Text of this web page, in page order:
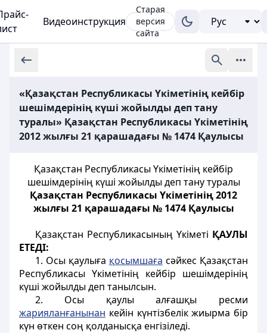
Видеоинструкция
Старая
версия
сайта
«Қазақстан Республикасы Үкiметiнiң кейбiр
шешiмдерiнiң күшi жойылды деп тану
туралы» Қазақстан Республикасы Үкiметiнiң
2012 жылғы 21 қарашадағы № 1474 Қаулысы
Қазақстан Республикасы Үкiметiнiң кейбiр
шешiмдерiнiң күшi жойылды деп тану туралы
Қазақстан Республикасы Үкiметiнiң 2012
жылғы 21 қарашадағы № 1474 Қаулысы
Қазақстан Республикасының Үкiметi ҚАУЛЫ
ЕТЕДI:
1. Осы қаулыға қосымшаға сәйкес Қазақстан
Республикасы Үкiметiнiң кейбiр шешiмдерiнiң
күшi жойылды деп танылсын.
2. Осы қаулы алғашқы ресми
жарияланғанынан кейiн күнтiзбелiк жиырма бiр
күн өткен соң қолданысқа енгiзiледi.